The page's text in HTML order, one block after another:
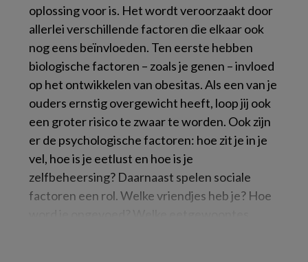
oplossing voor is. Het wordt veroorzaakt door
allerlei verschillende factoren die elkaar ook
nog eens beïnvloeden. Ten eerste hebben
biologische factoren – zoals je genen – invloed
op het ontwikkelen van obesitas. Als een van je
ouders ernstig overgewicht heeft, loop jij ook
een groter risico te zwaar te worden. Ook zijn
er de psychologische factoren: hoe zit je in je
vel, hoe is je eetlust en hoe is je
zelfbeheersing? Daarnaast spelen sociale
factoren een rol. Welke vriendjes heb je? Hoe